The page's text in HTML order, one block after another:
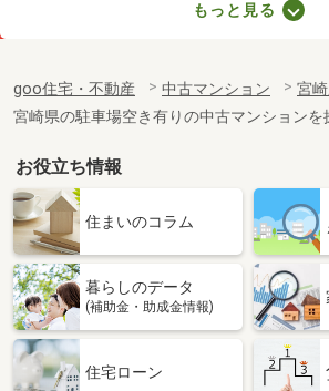
専有面積 82.6m²
間取り
4LDK
宮崎県宮崎市丸島町
価 格
2,800万円
宮崎県宮崎市丸島
専有面積 60.24m²
間取り
宮崎県宮崎市吾妻町
もっと見る
goo住宅・不動産 中古マンション
宮
宮崎県の駐車場空き有りの中古マンションを
お役立ち情報
住まいのコラム
暮らしのデータ
(補助金・助成金情報)
住宅ローン